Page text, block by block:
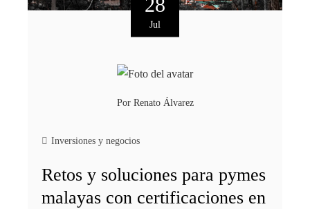
Jul
Por Renato Álvarez
Inversiones y negocios
Retos y soluciones para pymes
malayas con certificaciones en